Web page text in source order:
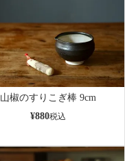
山椒のすりこぎ棒 9cm
¥880税込